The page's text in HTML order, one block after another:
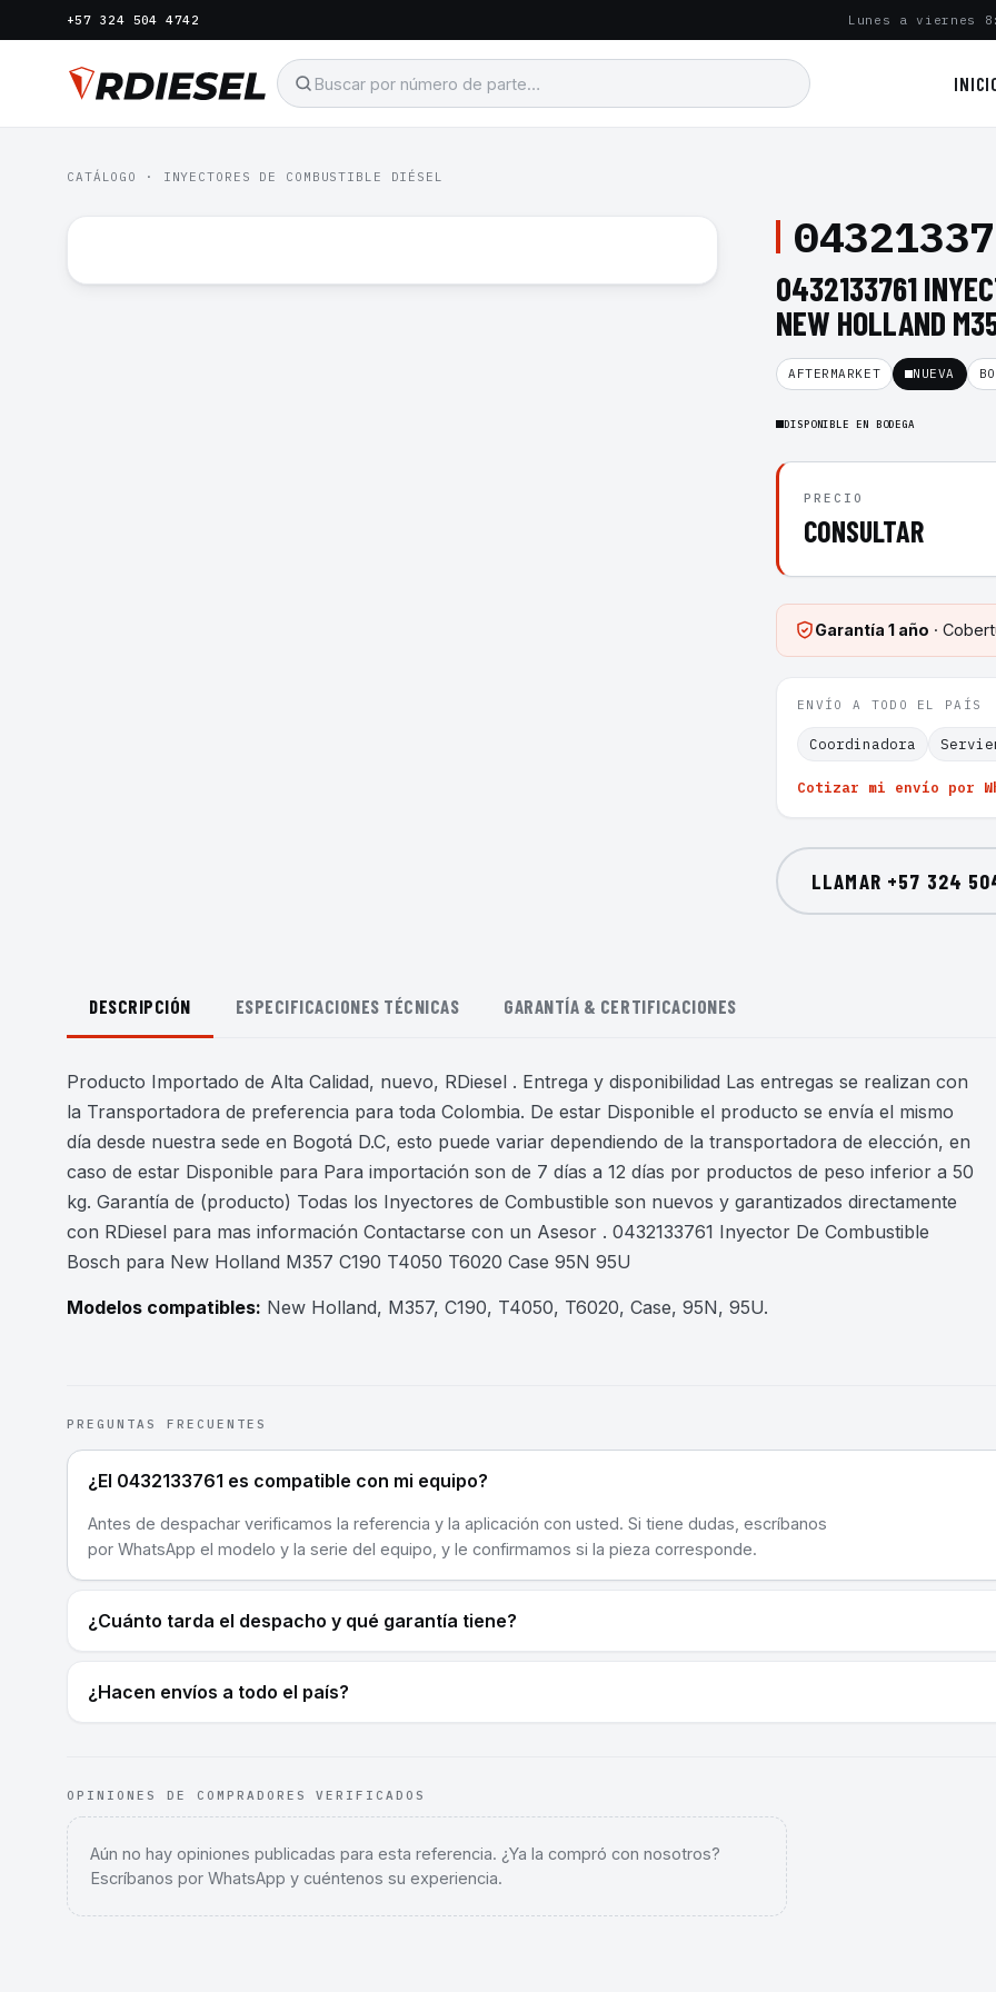
+57 324 504 4742 Lunes a viernes
CATÁLOGO · INYECTORES DE COMBUSTIBLE DIÉSEL
0432133761
NEW HOLLAND
AFTERMARKET NUEVA
DISPONIBLE EN BODEGA
PRECIO
CONSULTAR
Garantía 1 año ·
ENVÍO A TODO EL PAÍS
Coordinadora
Cotizar mi envío por
LLAMAR +57 324
DESCRIPCIÓN ESPECIFICACIONES TÉCNICAS GARANTÍA & CERTIFICACIONES
Producto Importado de Alta Calidad, nuevo, RDiesel . Entrega y disponibilidad Las entregas se realizan con
la Transportadora de preferencia para toda Colombia. De estar Disponible el producto se envía el mismo
día desde nuestra sede en Bogotá D.C, esto puede variar dependiendo de la transportadora de elección, en
caso de estar Disponible para Para importación son de 7 días a 12 días por productos de peso inferior a 50
kg. Garantía de (producto) Todas los Inyectores de Combustible son nuevos y garantizados directamente
con RDiesel para mas información Contactarse con un Asesor . 0432133761 Inyector De Combustible
Bosch para New Holland M357 C190 T4050 T6020 Case 95N 95U
Modelos compatibles: New Holland, M357, C190, T4050, T6020, Case, 95N, 95U.
PREGUNTAS FRECUENTES
¿El 0432133761 es compatible con mi equipo?
Antes de despachar verificamos la referencia y la aplicación con usted. Si tiene dudas, escríbanos
por WhatsApp el modelo y la serie del equipo, y le confirmamos si la pieza corresponde.
¿Cuánto tarda el despacho y qué garantía tiene?
¿Hacen envíos a todo el país?
OPINIONES DE COMPRADORES VERIFICADOS
Aún no hay opiniones publicadas para esta referencia. ¿Ya la compró con nosotros?
Escríbanos por WhatsApp y cuéntenos su experiencia.